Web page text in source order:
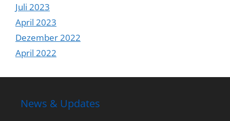
Juli 2023
April 2023
Dezember 2022
April 2022
News & Updates